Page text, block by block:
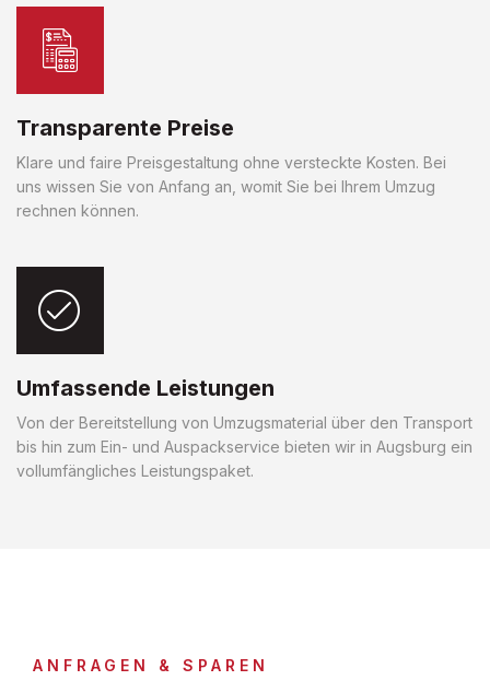
Transparente Preise
Klare und faire Preisgestaltung ohne versteckte Kosten. Bei
uns wissen Sie von Anfang an, womit Sie bei Ihrem Umzug
rechnen können.
Umfassende Leistungen
Von der Bereitstellung von Umzugsmaterial über den Transport
bis hin zum Ein- und Auspackservice bieten wir in Augsburg ein
vollumfängliches Leistungspaket.
ANFRAGEN & SPAREN